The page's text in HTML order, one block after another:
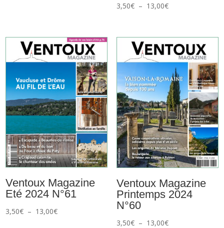
à
13,00€
3,50€ – 13,00€Plage
3,50€
à
13,00€
Ventoux Magazine
Eté 2024 N°61
3,50€ – 13,00€Plage
Ventoux Magazine
Printemps 2024
N°60
3,50€ – 13,00€Plage